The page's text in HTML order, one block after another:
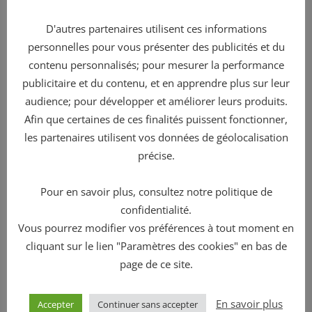
Toute demande doit être accompagnée de la
photocopie d’un titre d’identité en cours de validité
signé et faire mention de l’adresse à laquelle l’éditeur
pourra contacter le demandeur. La réponse sera
adressée dans le mois suivant la réception de la
demande. Ce délai d’un mois peut être prolongé de
deux mois si la complexité de la demande et/ou le
nombre de demandes l’exigent.
De plus, et depuis la loi n°2016-1321 du 7 octobre 2016,
les personnes qui le souhaitent, ont la possibilité
d’organiser le sort de leurs données après leur décès.
Pour plus d’information sur le sujet, vous pouvez
consulter le site Internet de la CNIL :
D'autres partenaires utilisent ces informations
personnelles pour vous présenter des publicités et du
contenu personnalisés; pour mesurer la performance
publicitaire et du contenu, et en apprendre plus sur leur
audience; pour développer et améliorer leurs produits.
Afin que certaines de ces finalités puissent fonctionner,
les partenaires utilisent vos données de géolocalisation
précise.
Pour en savoir plus, consultez notre politique de
confidentialité.
Vous pourrez modifier vos préférences à tout moment en
cliquant sur le lien "Paramètres des cookies" en bas de
page de ce site.
Accepter Continuer sans accepter En savoir plus